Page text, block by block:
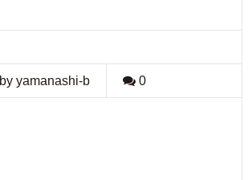
by yamanashi-b 0